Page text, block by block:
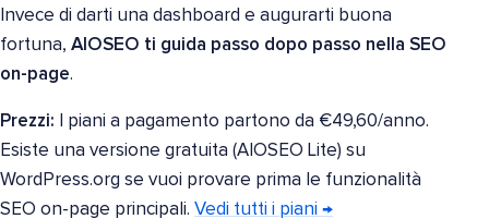
Invece di darti una dashboard e augurarti buona
fortuna, AIOSEO ti guida passo dopo passo nella SEO
on-page.
Prezzi: I piani a pagamento partono da €49,60/anno.
Esiste una versione gratuita (AIOSEO Lite) su
WordPress.org se vuoi provare prima le funzionalità
SEO on-page principali. Vedi tutti i piani →